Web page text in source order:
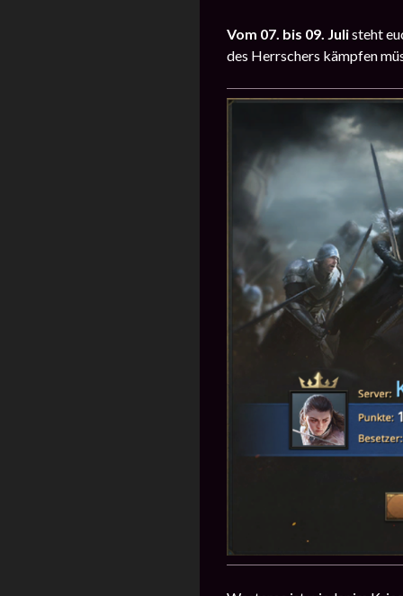
Vom 07. bis 09. Julisteht
des Herrschers kämpfen